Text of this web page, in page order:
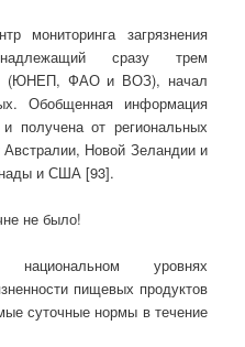
мониторинга загрязнения
сразу трем
(ЮНЕП, ФАО и ВОЗ), начал
Обобщенная информация
получена от региональных
Австралии, Новой Зеландии и
и США [93].
не было!
уровнях
пищевых продуктов
суточные нормы в течение